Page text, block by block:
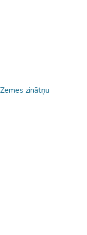
zinātņu